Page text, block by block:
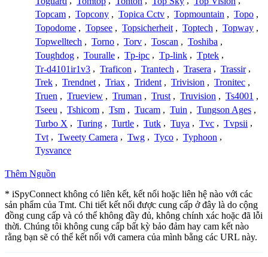
Topcam , Topcony , Topica Cctv , Topmountain , Topo ,
Topodome , Topsee , Topsicherheit , Toptech , Topway ,
Topwelltech , Torno , Torv , Toscan , Toshiba ,
Toughdog , Touralle , Tp-ipc , Tp-link , Tptek ,
Tr-d4101ir1v3 , Traficon , Trantech , Trasera , Trassir ,
Trek , Trendnet , Triax , Trident , Trivision , Tronitec ,
Truen , Trueview , Truman , Trust , Truvision , Ts4001 ,
Tseeu , Tshicom , Tsm , Tucam , Tuin , Tungson Ages ,
Turbo X , Turing , Turtle , Tutk , Tuya , Tvc , Tvpsii ,
Tvt , Tweety Camera , Twg , Tyco , Typhoon ,
Tysvance
Thêm Nguồn
* iSpyConnect không có liên kết, kết nối hoặc liên hệ nào với các
sản phẩm của Tmt. Chi tiết kết nối được cung cấp ở đây là do cộng
đồng cung cấp và có thể không đầy đủ, không chính xác hoặc đã lỗi
thời. Chúng tôi không cung cấp bất kỳ bảo đảm hay cam kết nào
rằng bạn sẽ có thể kết nối với camera của mình bằng các URL này.